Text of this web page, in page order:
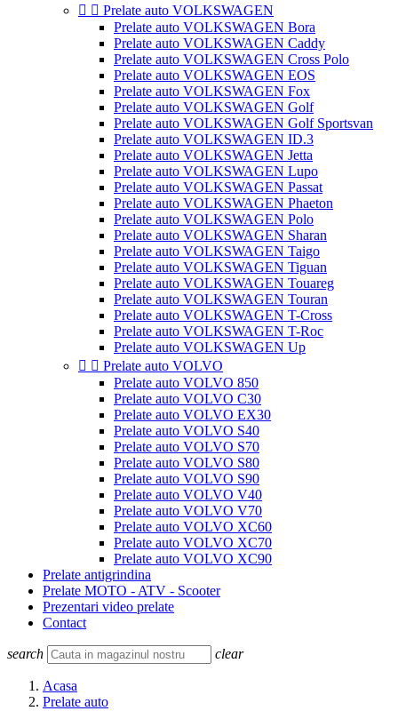
  Prelate auto VOLKSWAGEN
Prelate auto VOLKSWAGEN Bora
Prelate auto VOLKSWAGEN Caddy
Prelate auto VOLKSWAGEN Cross Polo
Prelate auto VOLKSWAGEN EOS
Prelate auto VOLKSWAGEN Fox
Prelate auto VOLKSWAGEN Golf
Prelate auto VOLKSWAGEN Golf Sportsvan
Prelate auto VOLKSWAGEN ID.3
Prelate auto VOLKSWAGEN Jetta
Prelate auto VOLKSWAGEN Lupo
Prelate auto VOLKSWAGEN Passat
Prelate auto VOLKSWAGEN Phaeton
Prelate auto VOLKSWAGEN Polo
Prelate auto VOLKSWAGEN Sharan
Prelate auto VOLKSWAGEN Taigo
Prelate auto VOLKSWAGEN Tiguan
Prelate auto VOLKSWAGEN Touareg
Prelate auto VOLKSWAGEN Touran
Prelate auto VOLKSWAGEN T-Cross
Prelate auto VOLKSWAGEN T-Roc
Prelate auto VOLKSWAGEN Up
  Prelate auto VOLVO
Prelate auto VOLVO 850
Prelate auto VOLVO C30
Prelate auto VOLVO EX30
Prelate auto VOLVO S40
Prelate auto VOLVO S70
Prelate auto VOLVO S80
Prelate auto VOLVO S90
Prelate auto VOLVO V40
Prelate auto VOLVO V70
Prelate auto VOLVO XC60
Prelate auto VOLVO XC70
Prelate auto VOLVO XC90
Prelate antigrindina
Prelate MOTO - ATV - Scooter
Prezentari video prelate
Contact
search clear
Acasa
Prelate auto